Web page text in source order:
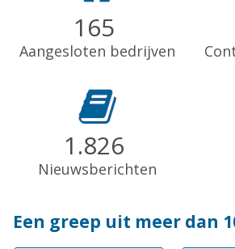
165
Aangesloten bedrijven
1.826
Nieuwsberichten
Een greep uit meer dan